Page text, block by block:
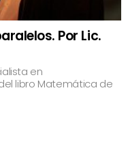
Por Lic.
en
libro Matemática de